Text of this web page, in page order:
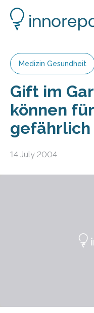
Medizin Gesundheit
Gift im
können
gefährlich
14 July 2004